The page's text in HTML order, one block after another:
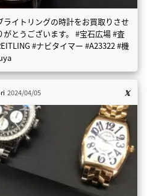
イトリングの時計をお買取りさせ
とうございます。 #宝石広場 #査
#ナビタイマー #A23322 #機
2024/04/05